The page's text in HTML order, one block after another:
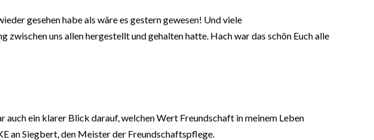
gesehen habe als wäre es gestern gewesen! Und viele
uns allen hergestellt und gehalten hatte. Hach war das schön Euch alle
auch ein klarer Blick darauf, welchen Wert Freundschaft in meinem Leben
an Siegbert, den Meister der Freundschaftspflege.